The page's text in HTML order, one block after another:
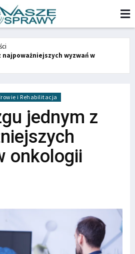
najpoważniejszych wyzwań w
i Rehabilitacja
jednym z
onkologii